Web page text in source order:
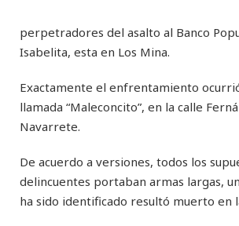
perpetradores del asalto al Banco
Isabelita, esta en Los Mina.
Exactamente el enfrentamiento
llamada “Maleconcito”, en la calle
Navarrete.
De acuerdo a versiones, todos los
delincuentes portaban armas largas,
ha sido identificado resultó muerto en